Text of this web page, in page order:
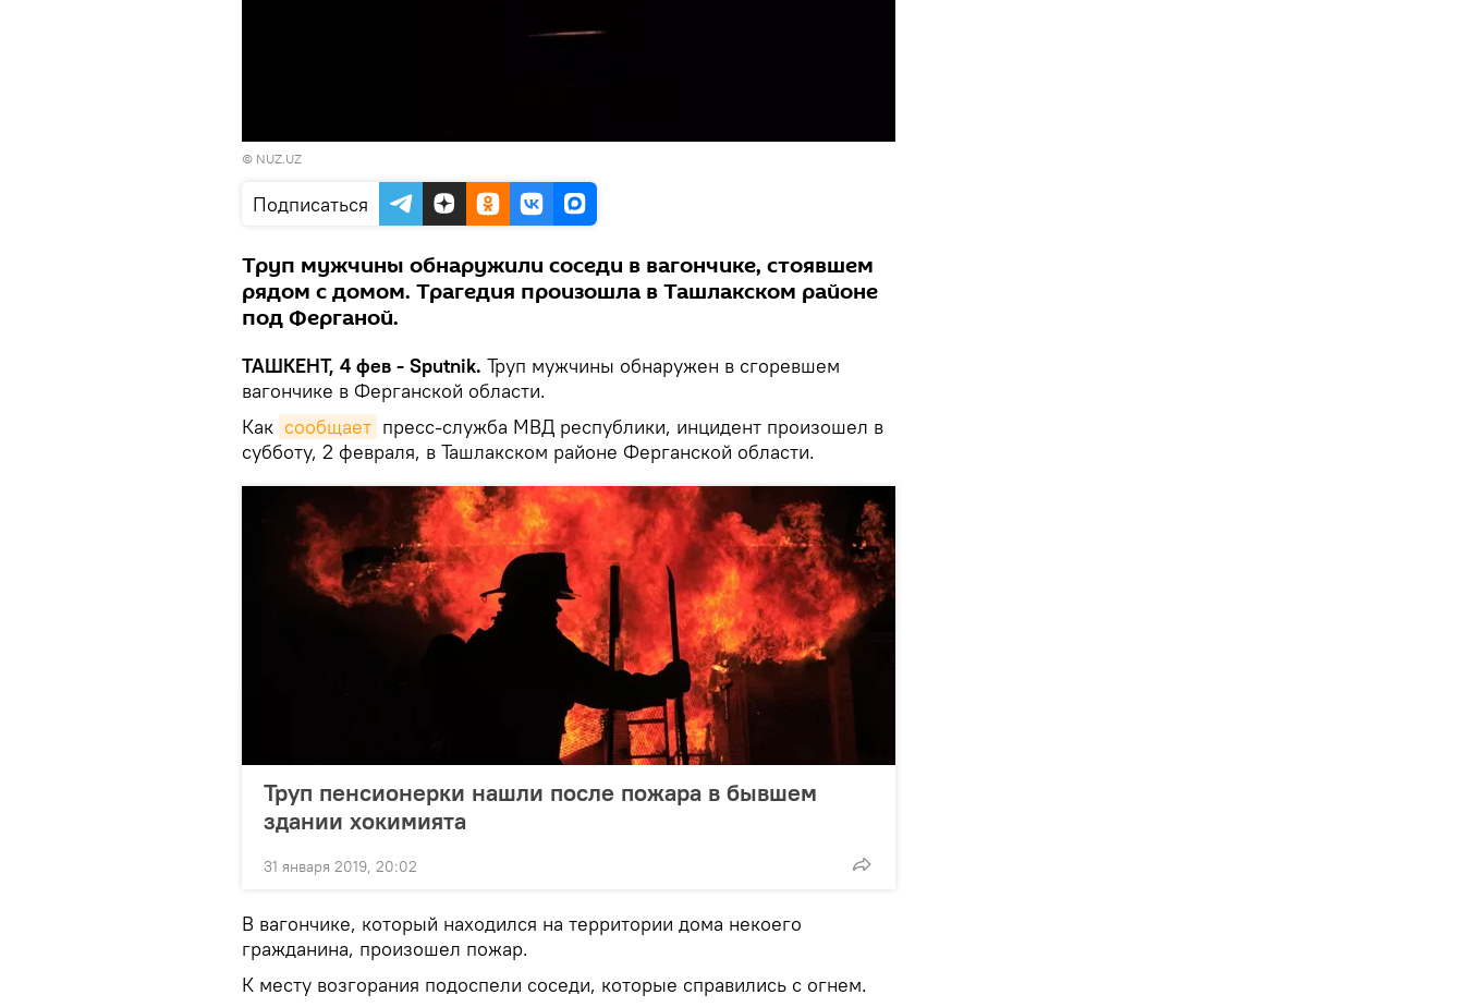
© NUZ.UZ
Подписаться
Труп мужчины обнаружили соседи в вагончике, стоявшем
рядом с домом. Трагедия произошла в Ташлакском районе
под Ферганой.
ТАШКЕНТ, 4 фев - Sputnik. Труп мужчины обнаружен в сгоревшем
вагончике в Ферганской области.
Как сообщает пресс-служба МВД республики, инцидент произошел в
субботу, 2 февраля, в Ташлакском районе Ферганской области.
Труп пенсионерки нашли после пожара в бывшем
здании хокимията
31 января 2019, 20:02
В вагончике, который находился на территории дома некоего
гражданина, произошел пожар.
К месту возгорания подоспели соседи, которые справились с огнем.